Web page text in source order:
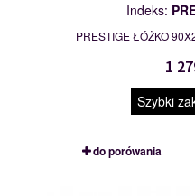
Indeks:
PRESTIGE ŁÓŻKO
1
Szybki
do porówania